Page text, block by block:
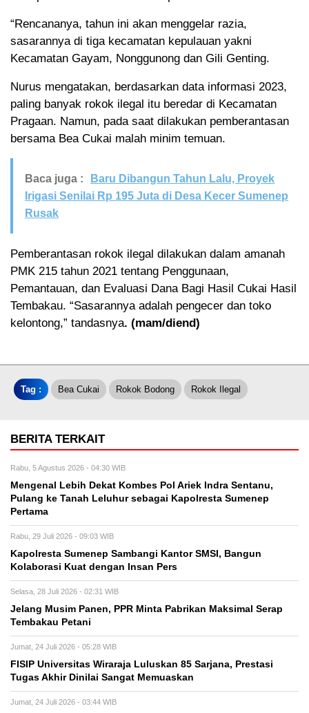
“Rencananya, tahun ini akan menggelar razia,
sasarannya di tiga kecamatan kepulauan yakni
Kecamatan Gayam, Nonggunong dan Gili Genting.
Nurus mengatakan, berdasarkan data informasi 2023,
paling banyak rokok ilegal itu beredar di Kecamatan
Pragaan. Namun, pada saat dilakukan pemberantasan
bersama Bea Cukai malah minim temuan.
Baca juga :
Baru Dibangun Tahun Lalu, Proyek
Irigasi Senilai Rp 195 Juta di Desa Kecer Sumenep
Rusak
Pemberantasan rokok ilegal dilakukan dalam amanah
PMK 215 tahun 2021 tentang Penggunaan,
Pemantauan, dan Evaluasi Dana Bagi Hasil Cukai Hasil
Tembakau. “Sasarannya adalah pengecer dan toko
kelontong,” tandasnya. (mam/diend)
Tag : Bea Cukai Rokok Bodong Rokok Ilegal
BERITA TERKAIT
Rabu, 5 Agustus 2026 - 04:30 WIB
Mengenal Lebih Dekat Kombes Pol Ariek Indra Sentanu,
Pulang ke Tanah Leluhur sebagai Kapolresta Sumenep
Pertama
Rabu, 29 Juli 2026 - 09:03 WIB
Kapolresta Sumenep Sambangi Kantor SMSI, Bangun
Kolaborasi Kuat dengan Insan Pers
Selasa, 28 Juli 2026 - 02:31 WIB
Jelang Musim Panen, PPR Minta Pabrikan Maksimal Serap
Tembakau Petani
Jumat, 24 Juli 2026 - 05:28 WIB
FISIP Universitas Wiraraja Luluskan 85 Sarjana, Prestasi
Tugas Akhir Dinilai Sangat Memuaskan
Jumat, 24 Juli 2026 - 03:44 WIB